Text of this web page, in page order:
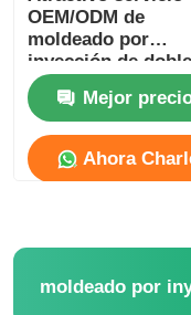
Moldeo por
desenroscar
Molde para
Molde de
OEM/ODM de
moldeado por
inyección de doble
disparo IATF16949
Mejor
Ahora
moldeado por